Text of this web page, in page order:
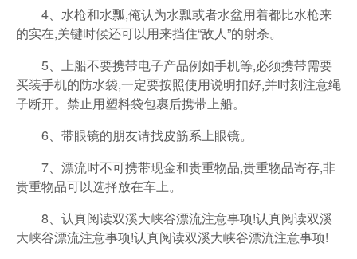
4、水枪和水瓢,俺认为水瓢或者水盆用着都比水枪来
的实在,关键时候还可以用来挡住“敌人”的射杀。
5、上船不要携带电子产品例如手机等,必须携带需要
买装手机的防水袋,一定要按照使用说明扣好,并时刻注意绳
子断开。禁止用塑料袋包裹后携带上船。
6、带眼镜的朋友请找皮筋系上眼镜。
7、漂流时不可携带现金和贵重物品,贵重物品寄存,非
贵重物品可以选择放在车上。
8、认真阅读双溪大峡谷漂流注意事项!认真阅读双溪
大峡谷漂流注意事项!认真阅读双溪大峡谷漂流注意事项!